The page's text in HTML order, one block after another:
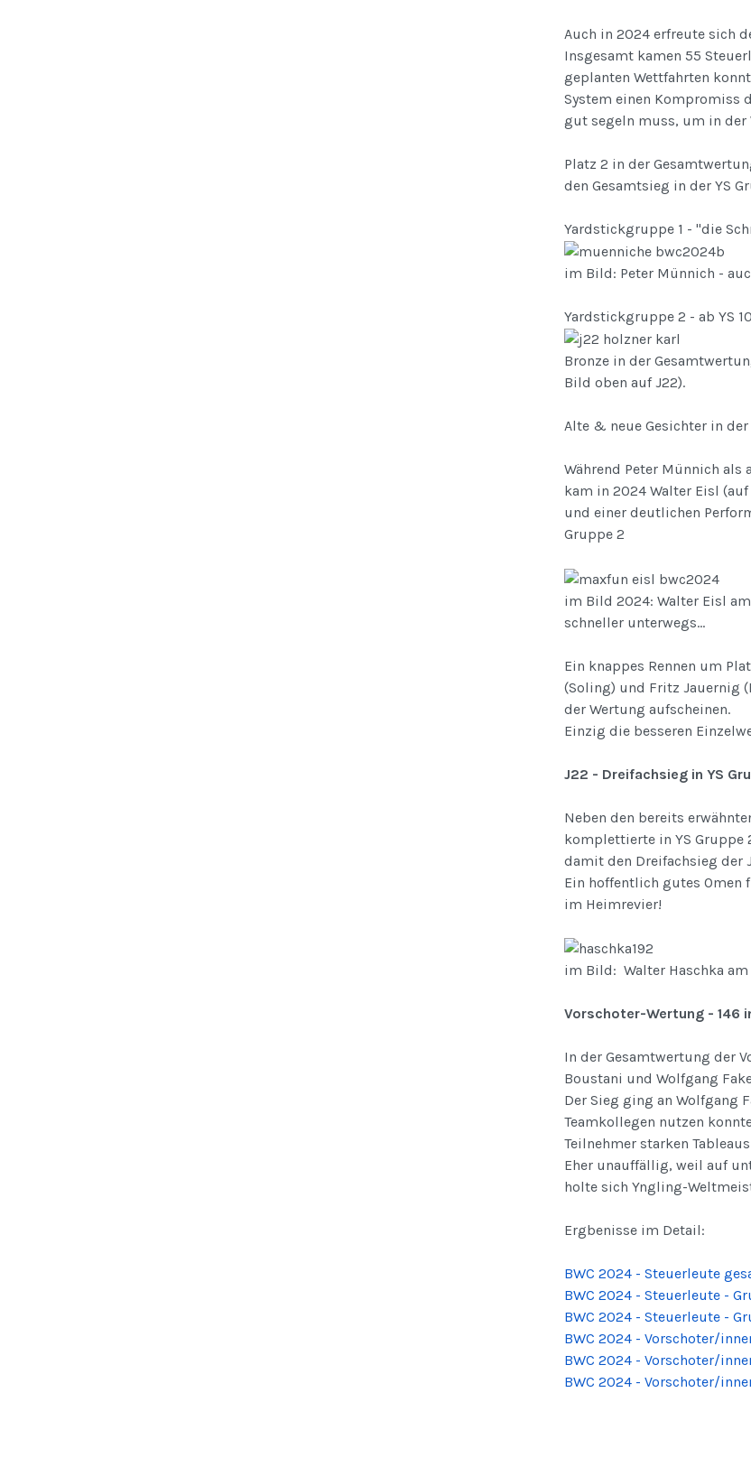
Auch in 2024 erfreute sich
Insgesamt kamen 55
geplanten Wettfahrten
System einen Kompromiss
gut segeln muss, um in der
Platz 2 in der
den Gesamtsieg in der YS
Yardstickgruppe 1 - "die
im Bild: Peter Münnich -
Yardstickgruppe 2 - ab YS
Bronze in der
Bild oben auf J22).
Alte & neue Gesichter in
Während Peter Münnich als
kam in 2024 Walter Eisl
und einer deutlichen
Gruppe 2
im Bild 2024: Walter Eisl
schneller unterwegs...
Ein knappes Rennen um
(Soling) und Fritz Jauernig
der Wertung aufscheinen.
Einzig die besseren
J22 - Dreifachsieg in YS
Neben den bereits
komplettierte in YS Gruppe
damit den Dreifachsieg der
Ein hoffentlich gutes Omen
im Heimrevier!
im Bild: Walter Haschka
Vorschoter-Wertung - 146
In der Gesamtwertung der
Boustani und Wolfgang
Der Sieg ging an Wolfgang
Teamkollegen nutzen
Teilnehmer starken
Eher unauffällig, weil auf
holte sich Yngling-
Ergbenisse im Detail:
BWC 2024 - Steuerleute
BWC 2024 - Steuerleute -
BWC 2024 - Steuerleute -
BWC 2024 - Vorschoter/
BWC 2024 - Vorschoter/
BWC 2024 - Vorschoter/